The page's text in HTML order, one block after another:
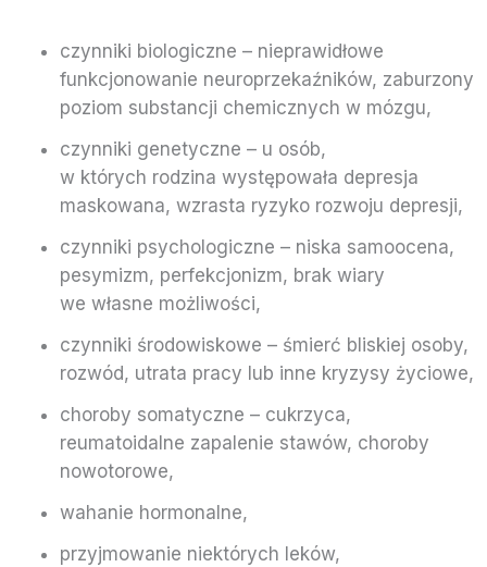
czynniki biologiczne – nieprawidłowe
funkcjonowanie neuroprzekaźników, zaburzony
poziom substancji chemicznych w mózgu,
czynniki genetyczne – u osób,
w których rodzina występowała depresja
maskowana, wzrasta ryzyko rozwoju depresji,
czynniki psychologiczne – niska samoocena,
pesymizm, perfekcjonizm, brak wiary
we własne możliwości,
czynniki środowiskowe – śmierć bliskiej osoby,
rozwód, utrata pracy lub inne kryzysy życiowe,
choroby somatyczne – cukrzyca,
reumatoidalne zapalenie stawów, choroby
nowotorowe,
wahanie hormonalne,
przyjmowanie niektórych leków,